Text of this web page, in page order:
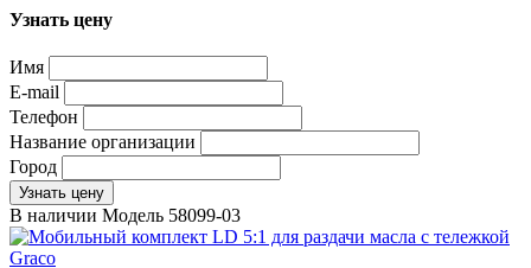
Узнать цену
Имя
E-mail
Телефон
Название организации
Город
Узнать цену
В наличии Модель 58099-03